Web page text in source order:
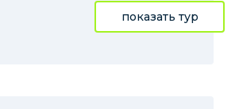
показать тур